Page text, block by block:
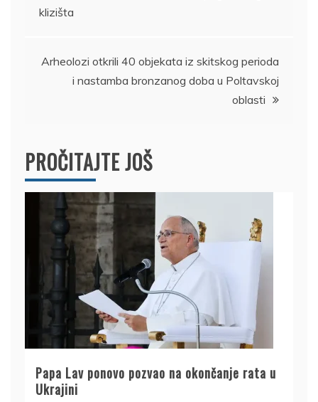
članka
klizišta
Arheolozi otkrili 40 objekata iz skitskog perioda
i nastamba bronzanog doba u Poltavskoj
oblasti
PROČITAJTE JOŠ
Papa Lav ponovo pozvao na okončanje rata u
Ukrajini